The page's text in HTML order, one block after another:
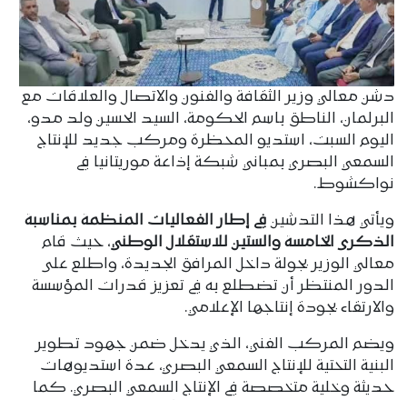
دشن معالي وزير الثقافة والفنون والاتصال والعلاقات مع
البرلمان، الناطق باسم الحكومة، السيد الحسين ولد مدو،
اليوم السبت، استديو المحظرة ومركب جديد للإنتاج
السمعي البصري بمباني شبكة إذاعة موريتانيا في
نواكشوط.
ويأتي هذا التدشين في إطار الفعاليات المنظمة بمناسبة
الذكرى الخامسة والستين للاستقلال الوطني، حيث قام
معالي الوزير بجولة داخل المرافق الجديدة، واطلع على
الدور المنتظر أن تضطلع به في تعزيز قدرات المؤسسة
والارتقاء بجودة إنتاجها الإعلامي.
ويضم المركب الفني، الذي يدخل ضمن جهود تطوير
البنية التحتية للإنتاج السمعي البصري، عدة استديوهات
حديثة وخلية متخصصة في الإنتاج السمعي البصري. كما